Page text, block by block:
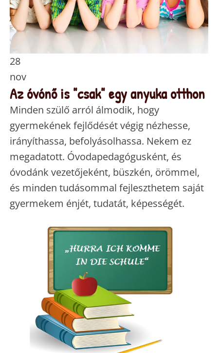
28
nov
Az óvónő is "csak" egy anyuka otthon
Minden szülő arról álmodik, hogy
gyermekének fejlődését végig nézhesse,
irányíthassa, befolyásolhassa. Nekem ez
megadatott. Óvodapedagógusként, és
óvodánk vezetőjeként, büszkén, örömmel,
és minden tudásommal fejleszthetem saját
gyermekem énjét, tudatát, képességét.